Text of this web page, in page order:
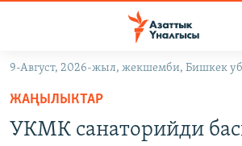
Навигацияга
өтүңүз
Издөөгө
салыңыз
9-Август, 2026-жыл, жекшемби, Бишкек
ЖАҢЫЛЫКТАР
УКМК санаторийди